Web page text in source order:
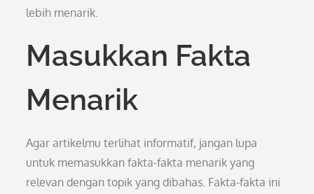
lebih menarik.
Masukkan Fakta
Menarik
Agar artikelmu terlihat informatif, jangan lupa
untuk memasukkan fakta-fakta menarik yang
relevan dengan topik yang dibahas. Fakta-fakta ini